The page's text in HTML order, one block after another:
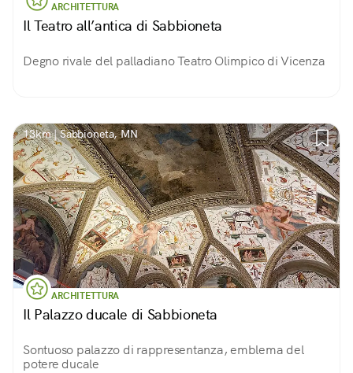
ARCHITETTURA
Il Teatro all’antica di Sabbioneta
Degno rivale del palladiano Teatro Olimpico di Vicenza
13km | Sabbioneta, MN
ARCHITETTURA
Il Palazzo ducale di Sabbioneta
Sontuoso palazzo di rappresentanza, emblema del
potere ducale